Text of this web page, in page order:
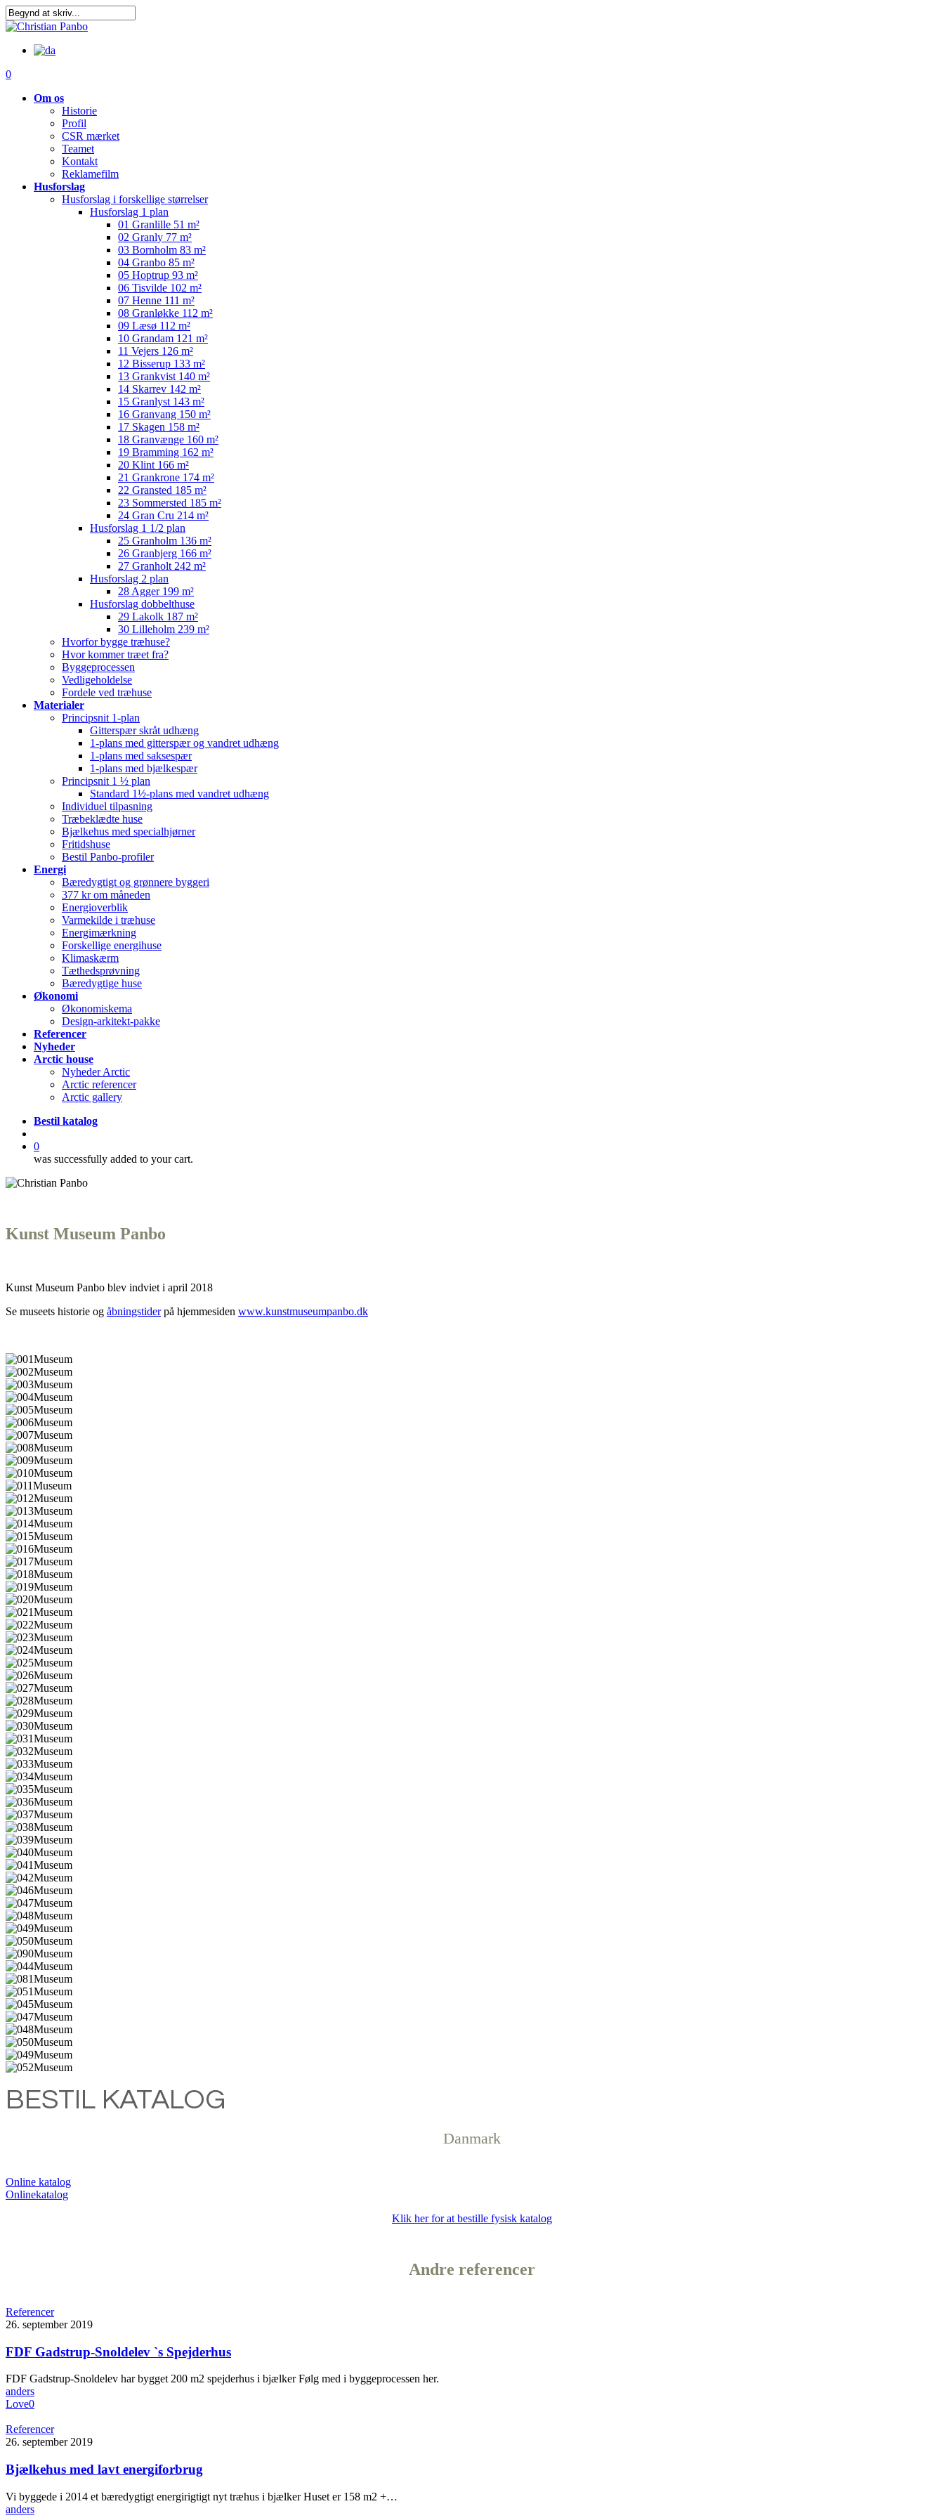
Skip
to
content
0
Om os
Historie
Profil
CSR mærket
Teamet
Kontakt
Reklamefilm
Husforslag
Husforslag i forskellige størrelser
Husforslag 1 plan
01 Granlille 51 m²
02 Granly 77 m²
03 Bornholm 83 m²
04 Granbo 85 m²
05 Hoptrup 93 m²
06 Tisvilde 102 m²
07 Henne 111 m²
08 Granløkke 112 m²
09 Læsø 112 m²
10 Grandam 121 m²
11 Vejers 126 m²
12 Bisserup 133 m²
13 Grankvist 140 m²
14 Skarrev 142 m²
15 Granlyst 143 m²
16 Granvang 150 m²
17 Skagen 158 m²
18 Granvænge 160 m²
19 Bramming 162 m²
20 Klint 166 m²
21 Grankrone 174 m²
22 Gransted 185 m²
23 Sommersted 185 m²
24 Gran Cru 214 m²
Husforslag 1 1/2 plan
25 Granholm 136 m²
26 Granbjerg 166 m²
27 Granholt 242 m²
Husforslag 2 plan
28 Agger 199 m²
Husforslag dobbelthuse
29 Lakolk 187 m²
30 Lilleholm 239 m²
Hvorfor bygge træhuse?
Hvor kommer træet fra?
Byggeprocessen
Vedligeholdelse
Fordele ved træhuse
Materialer
Principsnit 1-plan
Gitterspær skråt udhæng
1-plans med gitterspær og vandret udhæng
1-plans med saksespær
1-plans med bjælkespær
Principsnit 1 ½ plan
Standard 1½-plans med vandret udhæng
Individuel tilpasning
Træbeklædte huse
Bjælkehus med specialhjørner
Fritidshuse
Bestil Panbo-profiler
Energi
Bæredygtigt og grønnere byggeri
377 kr om måneden
Energioverblik
Varmekilde i træhuse
Energimærkning
Forskellige energihuse
Klimaskærm
Tæthedsprøvning
Bæredygtige huse
Økonomi
Økonomiskema
Design-arkitekt-pakke
Referencer
Nyheder
Arctic house
Nyheder Arctic
Arctic referencer
Arctic gallery
Bestil katalog
0
was successfully added to your cart.
Kunst Museum Panbo
Kunst Museum Panbo blev indviet i april 2018
Se museets historie og åbningstiderpå hjemmesiden www.kunstmuseumpanbo.dk
BESTIL KATALOG
Danmark
Online katalog
Klik her for at bestille fysisk katalog
Andre referencer
Referencer
26. september 2019
FDF Gadstrup-Snoldelev `s Spejderhus
FDF Gadstrup-Snoldelev har bygget 200 m2 spejderhus i bjælker Følg med i byggeprocessen her.
anders
Love0
Referencer
26. september 2019
Bjælkehus med lavt energiforbrug
Vi byggede i 2014 et bæredygtigt energirigtigt nyt træhus i bjælker Huset er 158 m2 +…
anders